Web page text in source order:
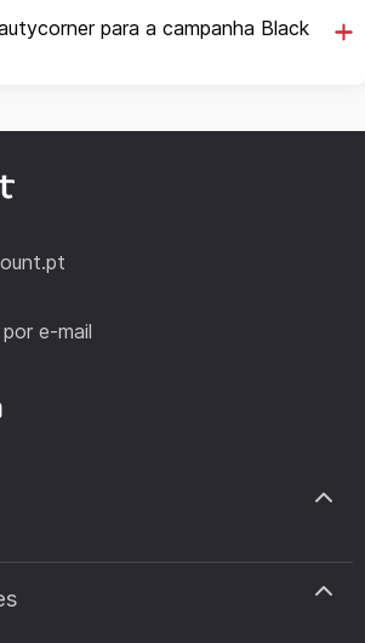
para a campanha Black
e-mail